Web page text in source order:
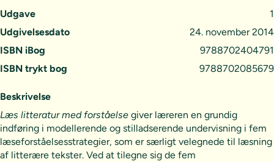
Udgave
1
Udgivelsesdato
24. november 2014
ISBN iBog
9788702404791
ISBN trykt bog
9788702085679
Beskrivelse
Læs litteratur med forståelse giver læreren en grundig
indføring i modellerende og stilladserende undervisning i fem
læseforståelsesstrategier, som er særligt velegnede til læsning
af litterære tekster. Ved at tilegne sig de fem